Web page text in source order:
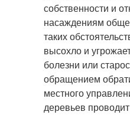
собственности и
насаждениям
таких
высохло и
болезни или
обращением
местного
деревьев